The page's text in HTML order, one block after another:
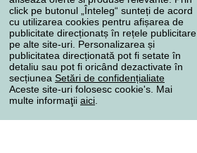
click pe butonul „Înteleg“ sunteți de acord
cu utilizarea cookies pentru afișarea de
publicitate direcționatș în rețele publicitare
pe alte site-uri. Personalizarea și
publicitatea direcționată pot fi setate în
detaliu sau pot fi oricând dezactivate în
secțiunea Setări de confidențialiate
Aceste site-uri folosesc cookie's. Mai
multe informaţii aici
Metode de plată
Magazin de încredere